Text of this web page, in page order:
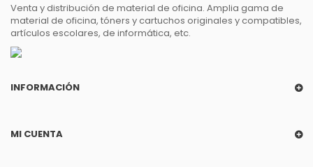
Venta y distribución de material de oficina. Amplia gama de
material de oficina, tóners y cartuchos originales y compatibles,
artículos escolares, de informática, etc.
INFORMACIÓN
MI CUENTA